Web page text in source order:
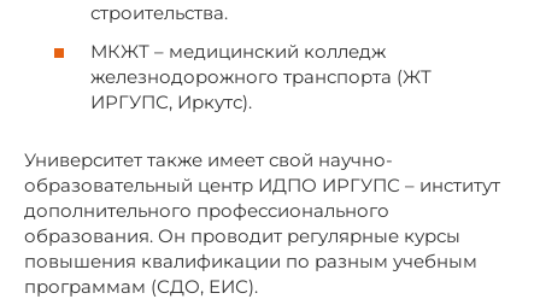
строительства.
МКЖТ – медицинский колледж
железнодорожного транспорта (ЖТ
ИРГУПС, Иркутс).
Университет также имеет свой научно-
образовательный центр ИДПО ИРГУПС – институт
дополнительного профессионального
образования. Он проводит регулярные курсы
повышения квалификации по разным учебным
программам (СДО, ЕИС).